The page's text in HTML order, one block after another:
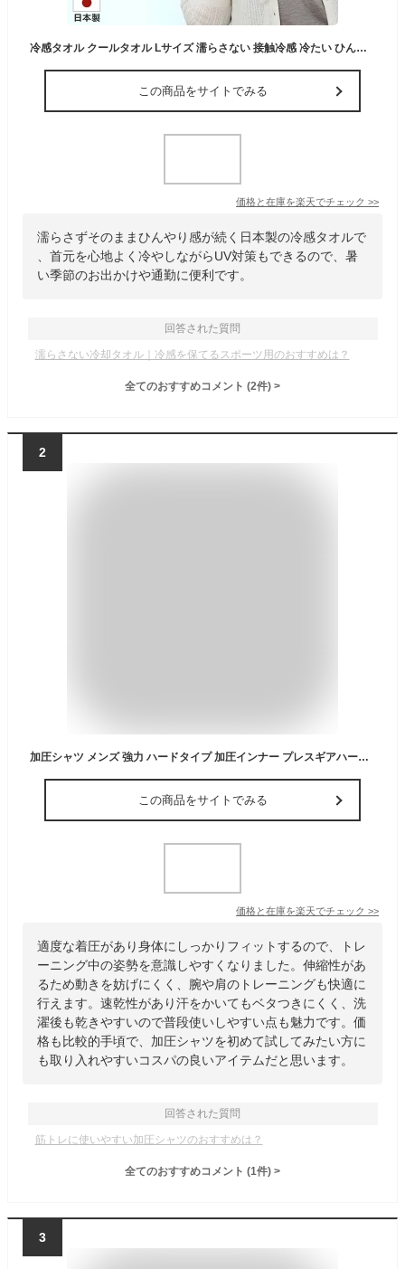
冷感タオル クールタオル Lサイズ 濡らさない 接触冷感 冷たい ひんやり タオル UVカット 日本製 夏 首元ひんやり 紫外線対策 冷感ストール 夏用 暑さ対策【ネコポスで送料無料】レディース プレゼント 7F (09000414r)
この商品をサイトでみる
価格と在庫を楽天でチェック >>
濡らさずそのままひんやり感が続く日本製の冷感タオルで
、首元を心地よく冷やしながらUV対策もできるので、暑
い季節のお出かけや通勤に便利です。
回答された質問
濡らさない冷却タオル｜冷感を保てるスポーツ用のおすすめは？
全てのおすすめコメント (2件) >
2
加圧シャツ メンズ 強力 ハードタイプ 加圧インナー プレスギアハード Vネック Uネック お腹 引締め 猫背 姿勢 補正 男性用 下着 Tシャツ 着圧 トレーニング 運動用 スポーツ 速乾 蒸れない 半袖 厚手生地 運動不足 黒 白
この商品をサイトでみる
価格と在庫を楽天でチェック >>
適度な着圧があり身体にしっかりフィットするので、トレ
ーニング中の姿勢を意識しやすくなりました。伸縮性があ
るため動きを妨げにくく、腕や肩のトレーニングも快適に
行えます。速乾性があり汗をかいてもベタつきにくく、洗
濯後も乾きやすいので普段使いしやすい点も魅力です。価
格も比較的手頃で、加圧シャツを初めて試してみたい方に
も取り入れやすいコスパの良いアイテムだと思います。
回答された質問
筋トレに使いやすい加圧シャツのおすすめは？
全てのおすすめコメント (1件) >
3